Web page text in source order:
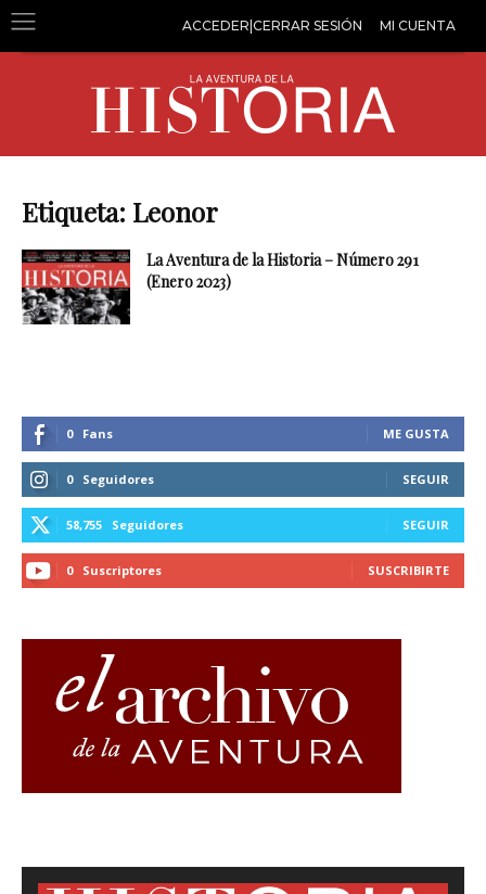
ACCEDER|CERRAR SESIÓN MI CUENTA
Etiqueta: Leonor
La Aventura de la Historia – Número 291
(Enero 2023)
0 Fans ME GUSTA
0 Seguidores SEGUIR
58,755 Seguidores SEGUIR
0 Suscriptores SUSCRIBIRTE